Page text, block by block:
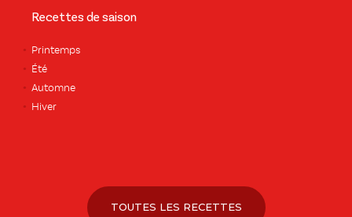
Recettes de saison
Printemps
Été
Automne
Hiver
TOUTES LES RECETTES